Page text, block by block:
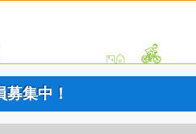
集中！